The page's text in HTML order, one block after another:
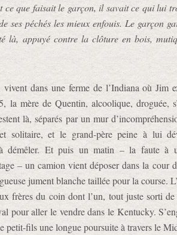
que faisait le garçon, il savait ce qui lui
ses péchés les mieux enfouis. Le garçon
là, appuyé contre la clôture en bois,
dans une ferme de l’Indiana où Jim
la mère de Quentin, alcoolique, droguée,
là, séparés par un mur
solitaire, et le grand-père peine à lui
démêler. Et puis un matin – la faute à
– un camion vient déposer dans la cour
jument blanche taillée pour la course.
frères du coin dont l’un, tout juste sorti
pour aller le vendre dans le Kentucky.
petit-fils une longue poursuite à travers le